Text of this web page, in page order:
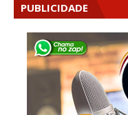
PUBLICIDADE